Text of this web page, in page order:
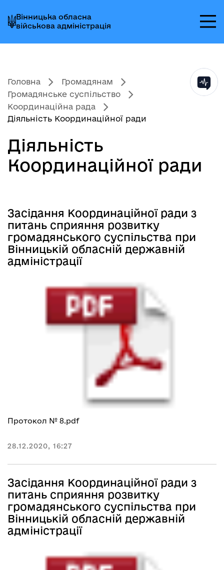
до
головного
меню
до
головного
вмісту
до
головного
колонтитула
Вінницька обласна
військова адміністрація
Головна
Громадянам
Громадянське суспільство
Координаційна рада
Діяльність Координаційної ради
Діяльність
Координаційної ради
Засідання Координаційної ради з
питань сприяння розвитку
громадянського суспільства при
Вінницькій обласній державній
адміністрації
Протокол № 8.pdf
28.12.2020, 16:27
Засідання Координаційної ради з
питань сприяння розвитку
громадянського суспільства при
Вінницькій обласній державній
адміністрації